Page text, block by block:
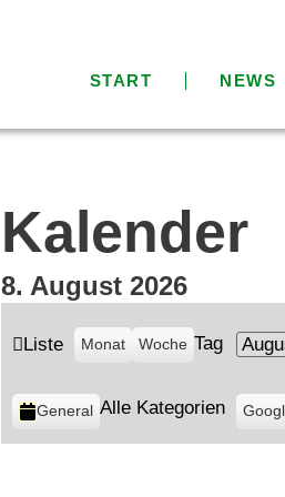
START NEWS
Kalender
8. August 2026
Ansicht
Liste Monat Woche Tag
Tag
Jahr
Kategorien
General Alle Kategorien